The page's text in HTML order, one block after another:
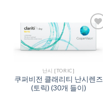
Add to
난시 [TORIC]
쿠퍼비전 클래리티 난시렌즈
(토릭) (30개 들이)